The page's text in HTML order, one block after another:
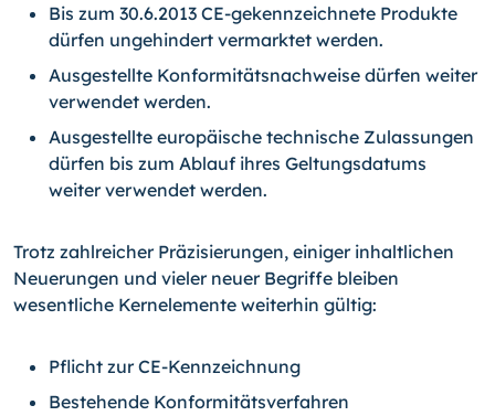
Bis zum 30.6.2013 CE-gekennzeichnete Produkte
dürfen ungehindert vermarktet werden.
Ausgestellte Konformitätsnachweise dürfen weiter
verwendet werden.
Ausgestellte europäische technische Zulassungen
dürfen bis zum Ablauf ihres Geltungsdatums
weiter verwendet werden.
Trotz zahlreicher Präzisierungen, einiger inhaltlichen
Neuerungen und vieler neuer Begriffe bleiben
wesentliche Kernelemente weiterhin gültig:
Pflicht zur CE-Kennzeichnung
Bestehende Konformitätsverfahren